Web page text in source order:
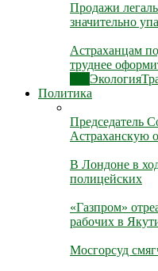
Продажи
значительно
Астраханцам
труднее
Экология
Политика
Председатель
Астраханскую
В Лондоне в
полицейских
«Газпром»
рабочих в
Мосгорсуд